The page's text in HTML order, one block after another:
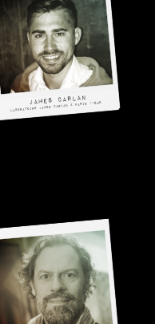
James Carlan
Laboratoire JAMES CARLAN à Paris 11ème